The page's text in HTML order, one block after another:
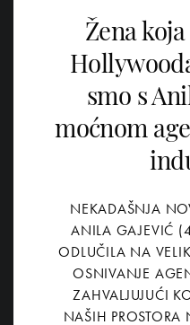
Žena
smo s
moćnom
NEKADAŠNJA
ANILA GAJEVIĆ
ODLUČILA NA
OSNIVANJE
ZAHVALJUJUĆI
NAŠIH